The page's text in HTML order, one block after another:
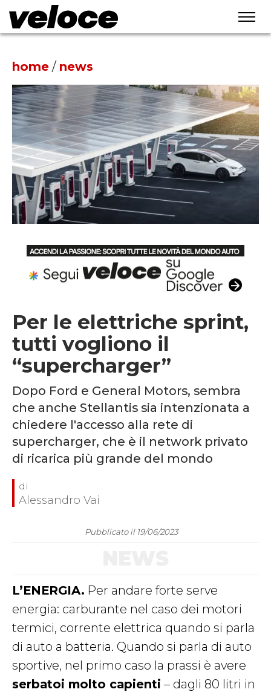
home / news
Per le elettriche sprint,
tutti vogliono il
“supercharger”
Dopo Ford e General Motors, sembra
che anche Stellantis sia intenzionata a
chiedere l'accesso alla rete di
supercharger, che è il network privato
di ricarica più grande del mondo
Alessandro Vai
Pubblicato il 19/06/2023
L’ENERGIA. Per andare forte serve
energia: carburante nel caso dei motori
termici, corrente elettrica quando si parla
di auto a batteria. Quando si parla di auto
sportive, nel primo caso la prassi è avere
serbatoi molto capienti – dagli 80 litri in